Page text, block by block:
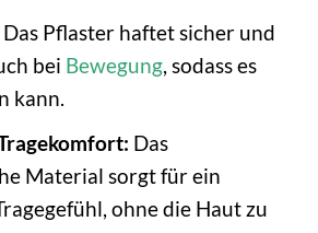
Das Pflaster haftet sicher und
bei Bewegung, sodass es
kann.
Das
Material sorgt für ein
ohne die Haut zu